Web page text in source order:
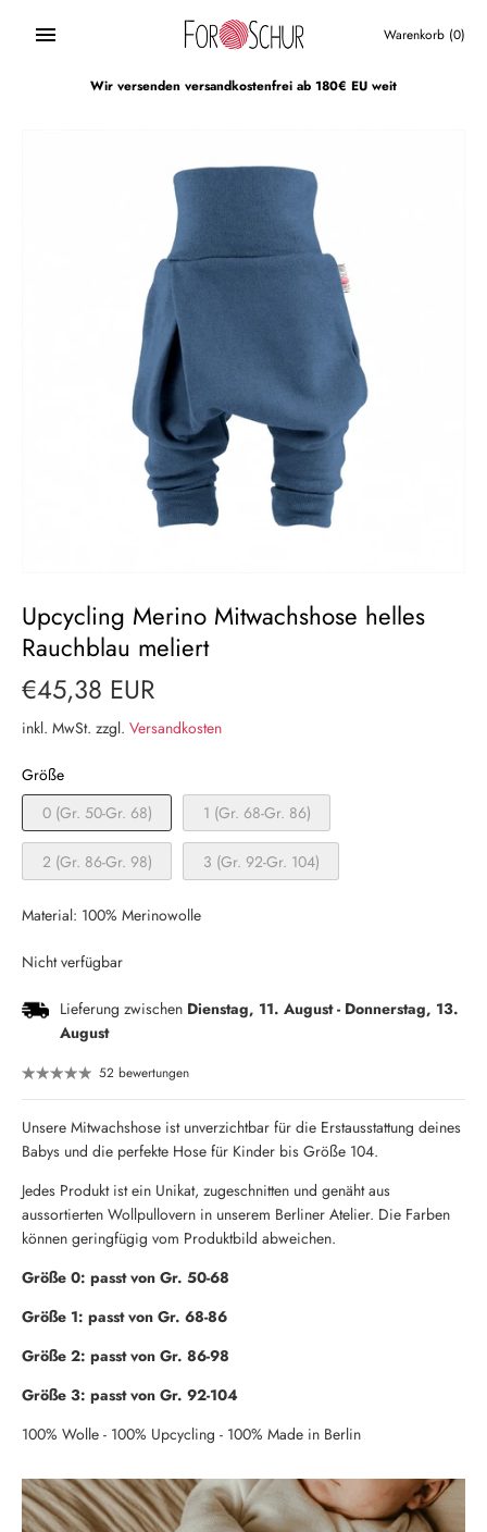
Warenkorb (0)
Wir versenden versandkostenfrei ab 180€ EU weit
Upcycling Merino Mitwachshose helles
Rauchblau meliert
€45,38 EUR
inkl. MwSt. zzgl. Versandkosten
Größe
0 (Gr. 50-Gr. 68)
1 (Gr. 68-Gr. 86)
2 (Gr. 86-Gr. 98) 3 (Gr. 92-Gr. 104)
Material: 100% Merinowolle
Nicht verfügbar
Lieferung zwischen Dienstag, 11. August- Donnerstag, 13.
August
52 bewertungen
Unsere Mitwachshose ist unverzichtbar für die Erstausstattung deines
Babys und die perfekte Hose für Kinder bis Größe 104.
Jedes Produkt ist ein Unikat, zugeschnitten und genäht aus
aussortierten Wollpullovern in unserem Berliner Atelier. Die Farben
können geringfügig vom Produktbild abweichen.
Größe 0: passt von Gr. 50-68
Größe 1: passt von Gr. 68-86
Größe 2: passt von Gr. 86-98
Größe 3: passt von Gr. 92-104
100% Wolle - 100% Upcycling - 100% Made in Berlin